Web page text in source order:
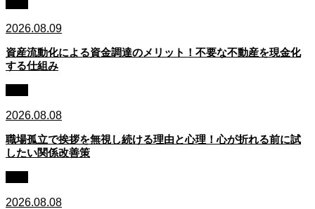
2026.08.09
資産流動化による資金調達のメリット！不要な不動産を現金化
する仕組み
2026.08.08
職場孤立で挨拶を無視し続ける理由と心理！心が折れる前に試
したい関係改善策
2026.08.08